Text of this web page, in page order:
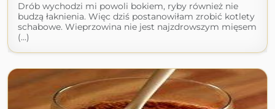
Drób wychodzi mi powoli bokiem, ryby również nie
budzą łaknienia. Więc dziś postanowiłam zrobić kotlety
schabowe. Wieprzowina nie jest najzdrowszym mięsem
(...)